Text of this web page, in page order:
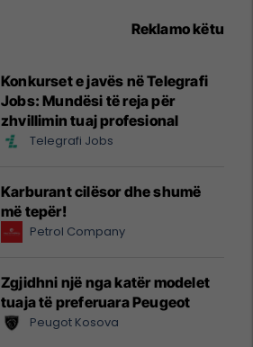
Reklamo këtu
Konkurset e javës në Telegrafi
Jobs: Mundësi të reja për
zhvillimin tuaj profesional
Telegrafi Jobs
Karburant cilësor dhe shumë
më tepër!
Petrol Company
Zgjidhni një nga katër modelet
tuaja të preferuara Peugeot
Peugot Kosova